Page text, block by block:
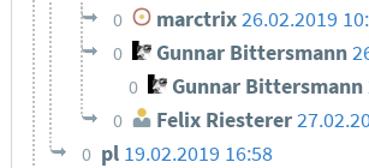
0 marctrix26.02.2019
0 Gunnar Bittersmann
0 Gunnar Bittersmann
0 Felix Riesterer
0 pl 19.02.2019 16:58